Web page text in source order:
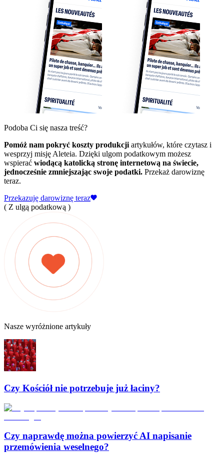
Podoba Ci się nasza treść?
Pomóż nam pokryć koszty produkcji artykułów, które czytasz i
wesprzyj misję Aleteia. Dzięki ulgom podatkowym możesz
wspierać wiodącą katolicką stronę internetową na świecie,
jednocześnie zmniejszając swoje podatki. Przekaż darowiznę
teraz.
Przekazuję darowiznę teraz
( Z ulgą podatkową )
Nasze wyróżnione artykuły
Czy Kościół nie potrzebuje już łaciny?
Czy naprawdę można powierzyć AI napisanie
przemówienia weselnego?